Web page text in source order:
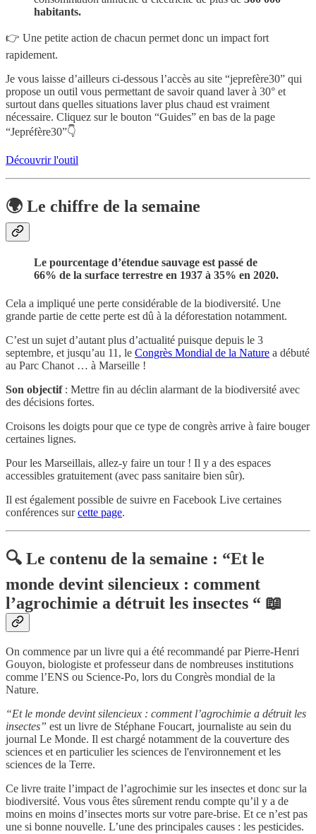
habitants.
👉 Une petite action de chacun permet donc un impact fort
rapidement.
Je vous laisse d’ailleurs ci-dessous l’accès au site “jeprefère30” qui
propose un outil vous permettant de savoir quand laver à 30° et
surtout dans quelles situations laver plus chaud est vraiment
nécessaire. Cliquez sur le bouton “Guides” en bas de la page
“Jepréfère30”👇
Découvrir l'outil
🌍 Le chiffre de la semaine
Le pourcentage d’étendue sauvage est passé de
66% de la surface terrestre en 1937 à 35% en 2020.
Cela a impliqué une perte considérable de la biodiversité. Une
grande partie de cette perte est dû à la déforestation notamment.
C’est un sujet d’autant plus d’actualité puisque depuis le 3
septembre, et jusqu’au 11, le Congrès Mondial de la Nature a débuté
au Parc Chanot … à Marseille !
Son objectif: Mettre fin au déclin alarmant de la biodiversité avec
des décisions fortes.
Croisons les doigts pour que ce type de congrès arrive à faire bouger
certaines lignes.
Pour les Marseillais, allez-y faire un tour ! Il y a des espaces
accessibles gratuitement (avec pass sanitaire bien sûr).
Il est également possible de suivre en Facebook Live certaines
conférences surcette page.
🔍 Le contenu de la semaine : “Et le
monde devint silencieux : comment
l’agrochimie a détruit les insectes “ 📖
On commence par un livre qui a été recommandé par Pierre-Henri
Gouyon, biologiste et professeur dans de nombreuses institutions
comme l’ENS ou Science-Po, lors du Congrès mondial de la
Nature.
“Et le monde devint silencieux : comment l’agrochimie a détruit les
insectes” est un livre de Stéphane Foucart, journaliste au sein du
journal Le Monde. Il est chargé notamment de la couverture des
sciences et en particulier les sciences de l'environnement et les
sciences de la Terre.
Ce livre traite l’impact de l’agrochimie sur les insectes et donc sur la
biodiversité. Vous vous êtes sûrement rendu compte qu’il y a de
moins en moins d’insectes morts sur votre pare-brise. Et ce n’est pas
une si bonne nouvelle. L’une des principales causes : les pesticides.